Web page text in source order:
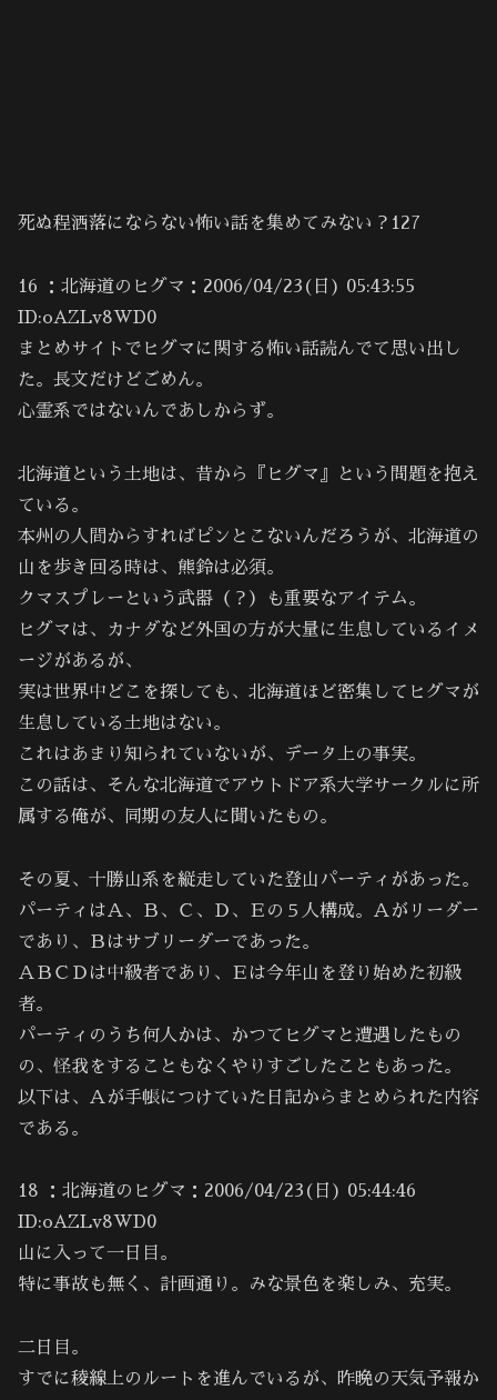
死ぬ程洒落にならない怖い話を集めてみない？127
16 ：北海道のヒグマ：2006/04/23(日) 05:43:55
ID:oAZLv8WD0
まとめサイトでヒグマに関する怖い話読んでて思い出し
た。長文だけどごめん。
心霊系ではないんであしからず。
北海道という土地は、昔から『ヒグマ』という問題を抱え
ている。
本州の人間からすればピンとこないんだろうが、北海道の
山を歩き回る時は、熊鈴は必須。
クマスプレーという武器（？）も重要なアイテム。
ヒグマは、カナダなど外国の方が大量に生息しているイメ
ージがあるが、
実は世界中どこを探しても、北海道ほど密集してヒグマが
生息している土地はない。
これはあまり知られていないが、データ上の事実。
この話は、そんな北海道でアウトドア系大学サークルに所
属する俺が、同期の友人に聞いたもの。
その夏、十勝山系を縦走していた登山パーティがあった。
パーティはＡ、Ｂ、Ｃ、Ｄ、Ｅの５人構成。Ａがリーダー
であり、Ｂはサブリーダーであった。
ＡＢＣＤは中級者であり、Ｅは今年山を登り始めた初級
者。
パーティのうち何人かは、かつてヒグマと遭遇したもの
の、怪我をすることもなくやりすごしたこともあった。
以下は、Ａが手帳につけていた日記からまとめられた内容
である。
18 ：北海道のヒグマ：2006/04/23(日) 05:44:46
ID:oAZLv8WD0
山に入って一日目。
特に事故も無く、計画通り。みな景色を楽しみ、充実。
二日目。
すでに稜線上のルートを進んでいるが、昨晩の天気予報か